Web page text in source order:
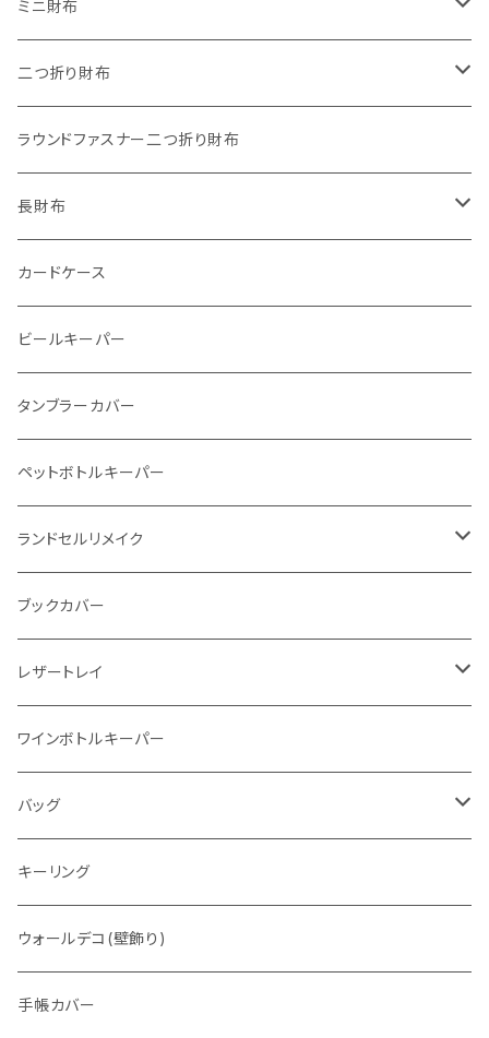
"餞別"キーホルダー
"うちの子"ペットキーホルダー
ワンタッチコインケース ブライドルレザー
ワンタッチコインケース ブッテーロ
ワンタッチコインケース 国産革
ファスナーコインケース
ミニ財布
"Jack"マイクロウォレット(三つ折り式)
"Ripper"マイクロウォレット(三つ折り式)
二つ折り財布
"Basic"アートウォレット
番外編Basicアートウォレット (インポート革版)
スキニーウォレット
ストーンウォレット
メタルウォレット
インビジブルウォレット
イントレチャート 編み込みアートウォレット
"Crammy"L字フラップウォレット
"メッセージ"カリグラフィーウォレット
ラウンドファスナー二つ折り財布
長財布
折り財布
L字ファスナー
柔らか革財布
イントレチャート
ラウンドファスナー
カードケース
ビールキーパー
タンブラーカバー
ペットボトルキーパー
ランドセルリメイク
写真立て
ブックカバー
レザートレイ
番外編"Wave"
通常盤
ワインボトルキーパー
バッグ
トートバッグ
ウォレットバッグ
キーリング
ウォールデコ(壁飾り)
手帳カバー